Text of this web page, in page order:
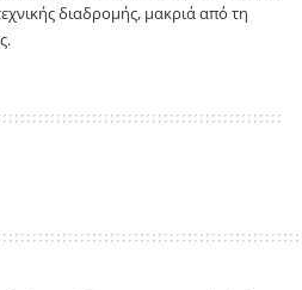
διαδρομής, μακριά από τη